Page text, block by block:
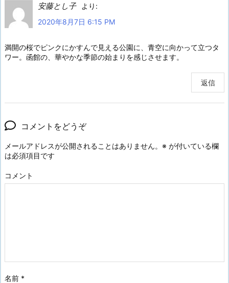
安藤とし子
より:
2020年8月7日 6:15 PM
満開の桜でピンクにかすんで見える公園に、青空に向かって立つタ
ワー。函館の、華やかな季節の始まりを感じさせます。
返信
コメントをどうぞ
メールアドレスが公開されることはありません。 ※ が付いている欄
は必須項目です
コメント
名前 *